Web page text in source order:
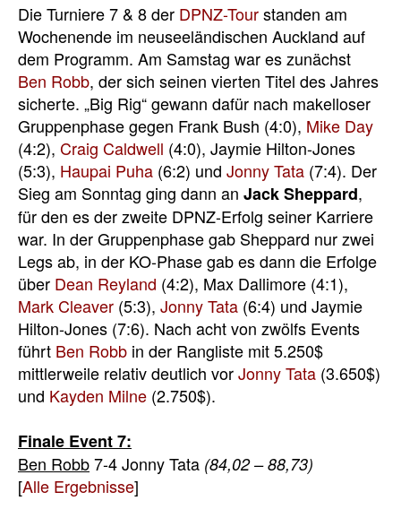
Die Turniere 7 & 8 der DPNZ-Tourstanden am
Wochenende im neuseeländischen Auckland auf
dem Programm. Am Samstag war es zunächst
Ben Robb, der sich seinen vierten Titel des Jahres
sicherte. „Big Rig“ gewann dafür nach makelloser
Gruppenphase gegen Frank Bush (4:0), Mike Day
(4:2), Craig Caldwell (4:0), Jaymie Hilton-Jones
(5:3), Haupai Puha (6:2) und Jonny Tata (7:4). Der
Sieg am Sonntag ging dann an Jack Sheppard,
für den es der zweite DPNZ-Erfolg seiner Karriere
war. In der Gruppenphase gab Sheppard nur zwei
Legs ab, in der KO-Phase gab es dann die Erfolge
über Dean Reyland (4:2), Max Dallimore (4:1),
Mark Cleaver (5:3), Jonny Tata (6:4) und Jaymie
Hilton-Jones (7:6). Nach acht von zwölfs Events
führt Ben Robb in der Rangliste mit 5.250$
mittlerweile relativ deutlich vorJonny Tata (3.650$)
und Kayden Milne (2.750$).
Finale Event 7:
Ben Robb7-4 Jonny Tata (84,02 – 88,73)
[Alle Ergebnisse]